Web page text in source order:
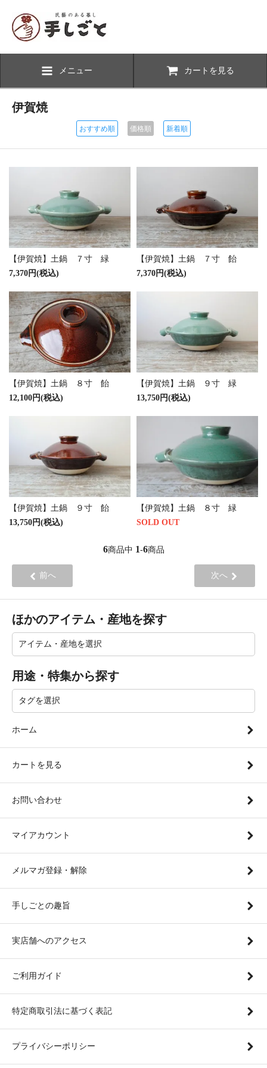
メニュー カートを見る
伊賀焼
おすすめ順 価格順 新着順
【伊賀焼】土鍋 ７寸 緑
7,370円(税込)
【伊賀焼】土鍋 ７寸 飴
7,370円(税込)
【伊賀焼】土鍋 ８寸 飴
12,100円(税込)
【伊賀焼】土鍋 ９寸 緑
13,750円(税込)
【伊賀焼】土鍋 ９寸 飴
13,750円(税込)
【伊賀焼】土鍋 ８寸 緑
SOLD OUT
6商品中 1-6商品
前へ 次へ
ほかのアイテム・産地を探す
用途・特集から探す
ホーム
カートを見る
お問い合わせ
マイアカウント
メルマガ登録・解除
手しごとの趣旨
実店舗へのアクセス
ご利用ガイド
特定商取引法に基づく表記
プライバシーポリシー